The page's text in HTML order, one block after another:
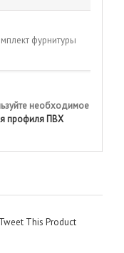
фурнитуры
необходимое
профиля ПВХ
Tweet This Product